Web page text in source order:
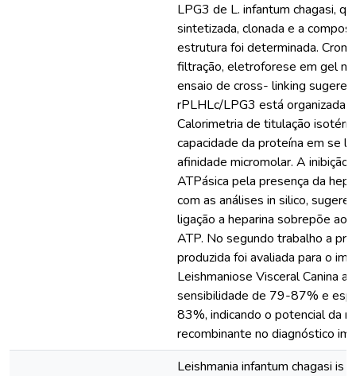
LPG3 de L. infantum chagasi,
sintetizada, clonada e a
estrutura foi determinada.
filtração, eletroforese em gel
ensaio de cross- linking
rPLHLc/LPG3 está organizada
Calorimetria de titulação
capacidade da proteína em se
afinidade micromolar. A inibição
ATPásica pela presença da
com as análises in silico,
ligação a heparina sobrepõe ao
ATP. No segundo trabalho a
produzida foi avaliada para o
Leishmaniose Visceral Canina
sensibilidade de 79-87% e
83%, indicando o potencial da
recombinante no diagnóstico
Leishmania infantum chagasi is